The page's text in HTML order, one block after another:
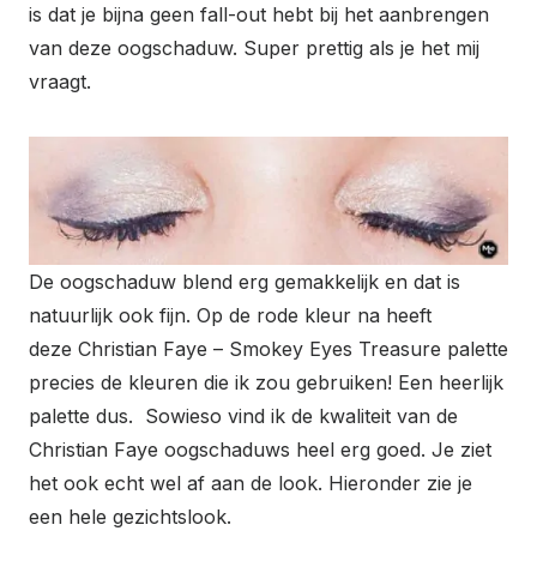
is dat je bijna geen fall-out hebt bij het aanbrengen
van deze oogschaduw. Super prettig als je het mij
vraagt.
De oogschaduw blend erg gemakkelijk en dat is
natuurlijk ook fijn. Op de rode kleur na heeft
deze Christian Faye – Smokey Eyes Treasure palette
precies de kleuren die ik zou gebruiken! Een heerlijk
palette dus. Sowieso vind ik de kwaliteit van de
Christian Faye oogschaduws heel erg goed. Je ziet
het ook echt wel af aan de look. Hieronder zie je
een hele gezichtslook.